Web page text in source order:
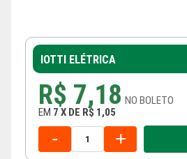
IOTTI ELÉTRICA
R$ 7,18 NO BOLETO
EM 7 X DE R$ 1,05
- +